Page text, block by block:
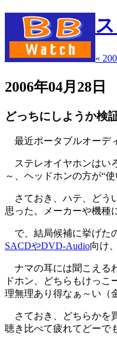
«
2006年04月28日
どっちにしようか検
最近ポータブルオーデ
ステレオイヤホンはい
～、ヘッドホンの方が“
さておき、ハテ、どう
思った。メーカーや機種
で、結局候補に挙げた
SACDやDVD-Audio向け
ナマの耳には聞こえる
ドホン、どちらもけっ
理無理あり得なぁ～い（
さておき、どちらかを
聴き比べて疲れてどーで